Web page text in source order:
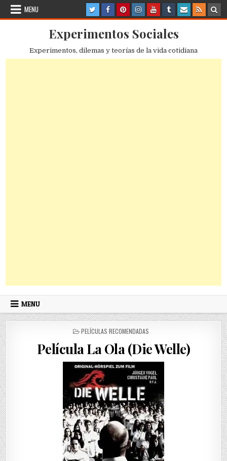
Skip
MENU
Experimentos Sociales
Experimentos, dilemas y teorías de la vida cotidiana
MENU
POSTED
PELÍCULAS RECOMENDADAS
Película La Ola (Die Welle)